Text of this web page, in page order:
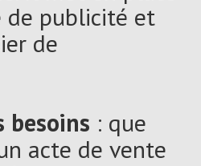
de publicité et
de
besoins : que
acte de vente